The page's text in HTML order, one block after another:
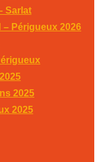
Sarlat
Périgueux 2026
2025
2025